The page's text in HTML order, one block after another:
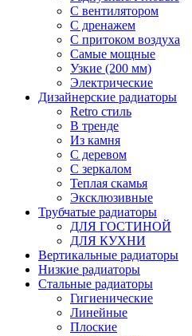
С вентилятором
С дренажем
С притоком воздуха
Самые мощные
Узкие (200 мм)
Электрические
Дизайнерские радиаторы
Retro стиль
В тренде
Из камня
С деревом
С зеркалом
Теплая скамья
Эксклюзивные
Трубчатые радиаторы
ДЛЯ ГОСТИНОЙ
ДЛЯ КУХНИ
Вертикальные радиаторы
Низкие радиаторы
Стальные радиаторы
Гигиенические
Линейные
Плоские